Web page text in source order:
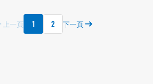
上一頁 1 2 下一頁